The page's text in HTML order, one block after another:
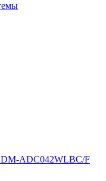
ADC042WLBC/F